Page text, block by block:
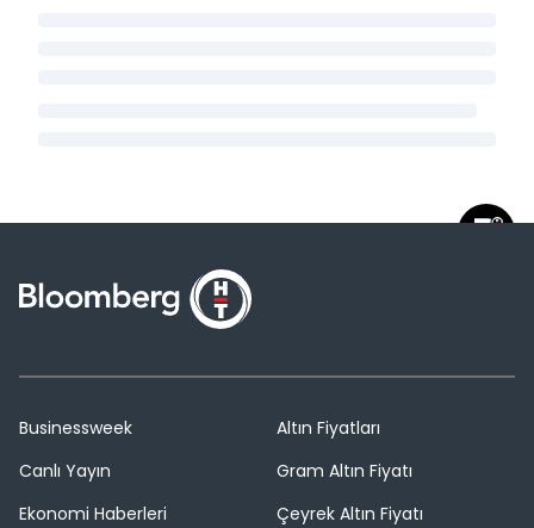
Businessweek
Canlı Yayın
Ekonomi Haberleri
Altın Fiyatları
Gram Altın Fiyatı
Çeyrek Altın Fiyatı